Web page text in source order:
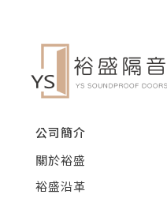
公司簡介
關於裕盛
裕盛沿革